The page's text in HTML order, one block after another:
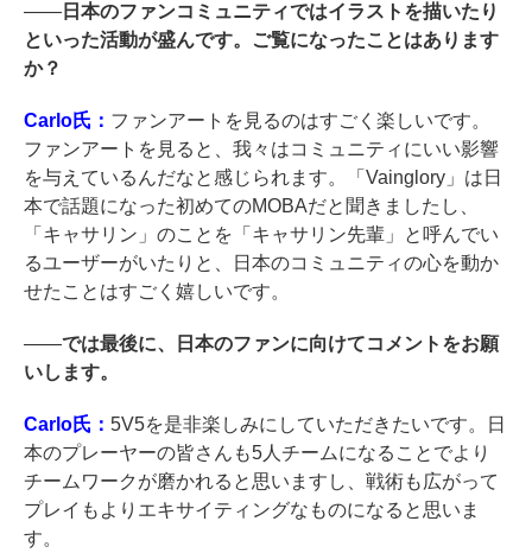
――日本のファンコミュニティではイラストを描いたり
といった活動が盛んです。ご覧になったことはあります
か？
Carlo氏： ファンアートを見るのはすごく楽しいです。
ファンアートを見ると、我々はコミュニティにいい影響
を与えているんだなと感じられます。「Vainglory」は日
本で話題になった初めてのMOBAだと聞きましたし、
「キャサリン」のことを「キャサリン先輩」と呼んでい
るユーザーがいたりと、日本のコミュニティの心を動か
せたことはすごく嬉しいです。
――では最後に、日本のファンに向けてコメントをお願
いします。
Carlo氏： 5V5を是非楽しみにしていただきたいです。日
本のプレーヤーの皆さんも5人チームになることでより
チームワークが磨かれると思いますし、戦術も広がって
プレイもよりエキサイティングなものになると思いま
す。